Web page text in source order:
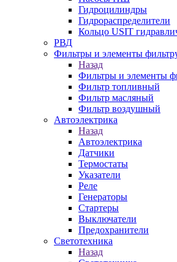
Гидроцилиндры
Гидрораспределители
Кольцо USIT
РВД
Фильтры и элементы
Назад
Фильтры и элементы
Фильтр топливный
Фильтр масляный
Фильтр воздушный
Автоэлектрика
Назад
Автоэлектрика
Датчики
Термостаты
Указатели
Реле
Генераторы
Стартеры
Выключатели
Предохранители
Светотехника
Назад